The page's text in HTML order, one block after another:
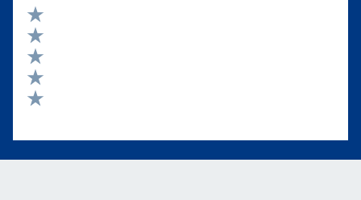
Valuta 5 stelle su 5
Valuta 4 stelle su 5
Valuta 3 stelle su 5
Valuta 2 stelle su 5